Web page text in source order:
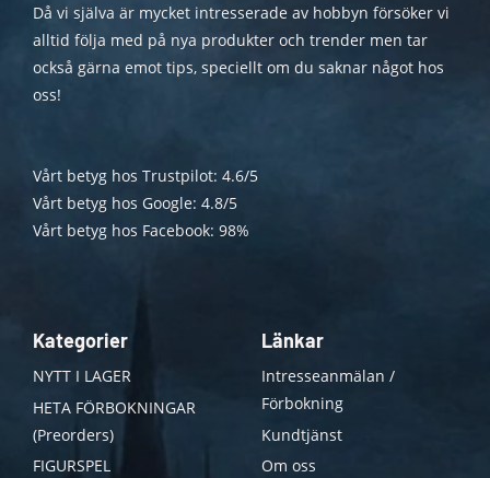
Då vi själva är mycket intresserade av hobbyn försöker vi
alltid följa med på nya produkter och trender men tar
också gärna emot tips, speciellt om du saknar något hos
oss!
Vårt betyg hos Trustpilot: 4.6/5
Vårt betyg hos Google: 4.8/5
Vårt betyg hos Facebook: 98%
Kategorier
NYTT I LAGER
HETA FÖRBOKNINGAR
(Preorders)
FIGURSPEL
Länkar
Intresseanmälan /
Förbokning
Kundtjänst
Om oss